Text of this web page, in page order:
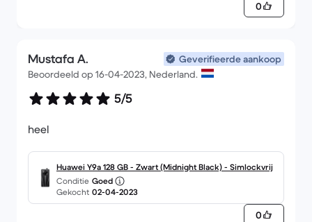
0
Mustafa A.
Geverifieerde aankoop
Beoordeeld op 16-04-2023, Nederland.
5/5
heel
Huawei Y9a 128 GB - Zwart (Midnight Black) - Simlockvrij
Conditie Goed
Gekocht 02-04-2023
0